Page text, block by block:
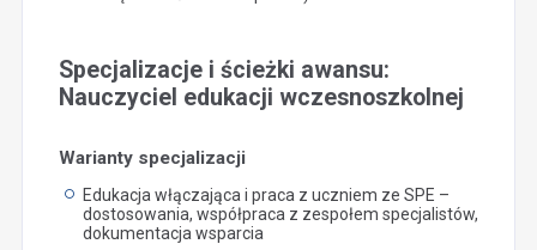
Specjalizacje i ścieżki awansu:
Nauczyciel edukacji wczesnoszkolnej
Warianty specjalizacji
Edukacja włączająca i praca z uczniem ze SPE –
dostosowania, współpraca z zespołem specjalistów,
dokumentacja wsparcia